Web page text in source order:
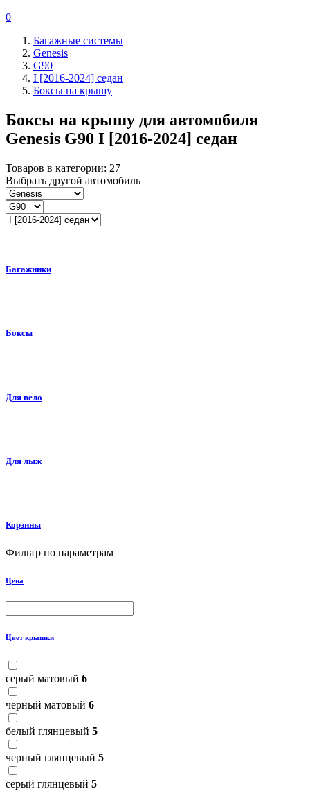
0
Багажные системы
Genesis
G90
I [2016-2024] седан
Боксы на крышу
Боксы на крышу для автомобиля
Genesis G90 I [2016-2024] седан
Товаров в категории: 27
Выбрать другой автомобиль
Багажники
Боксы
Для вело
Для лыж
Корзины
Фильтр по параметрам
Цена
Цвет крышки
серый матовый 6
черный матовый 6
белый глянцевый 5
черный глянцевый 5
серый глянцевый 5